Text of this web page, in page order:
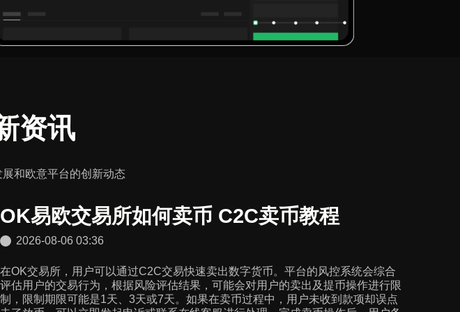
资讯
和欧意平台的创新动态
OK易欧交易所如何卖币 C2C卖币教程
2026-08-06 03:36
在OK交易所，用户可以通过C2C交易快速卖出数字货币。平台的风控系统会综合
评估用户的交易行为，根据风险评估结果，可能会对用户的卖出及提币操作进行限
制，限制期限可能是1天、3天或7天。如果在卖币过程中，用户未收到款项却误点